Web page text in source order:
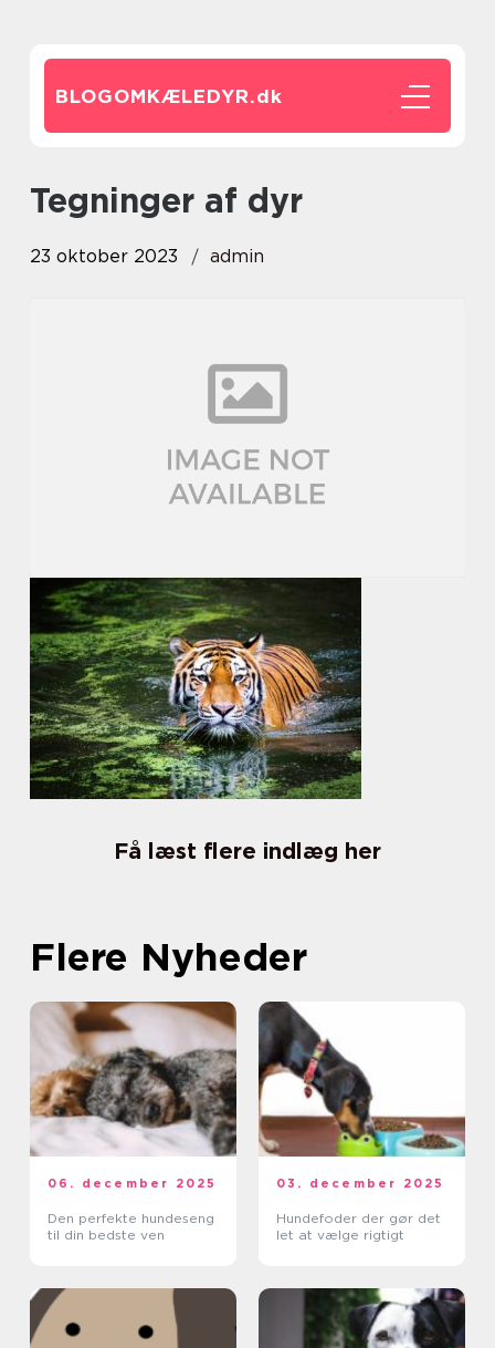
BLOGOMKÆLEDYR.dk
tegninger af dyr
23 oktober 2023 admin
Få læst flere indlæg her
Flere Nyheder
06. december 2025
Den perfekte hundeseng
til din bedste ven
03. december 2025
Hundefoder der gør det
let at vælge rigtigt